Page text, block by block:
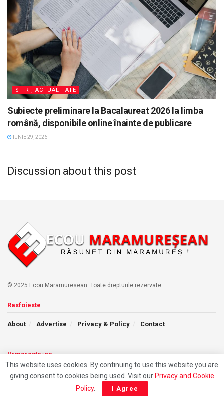
STIRI, ACTUALITATE
Subiecte preliminare la Bacalaureat 2026 la limba
română, disponibile online înainte de publicare
IUNIE 29, 2026
Discussion about this post
© 2025 Ecou Maramuresean. Toate drepturile rezervate.
Rasfoieste
About Advertise Privacy & Policy Contact
Urmareste-ne
This website uses cookies. By continuing to use this website you are
giving consent to cookies being used. Visit our Privacy and Cookie
Policy. I Agree